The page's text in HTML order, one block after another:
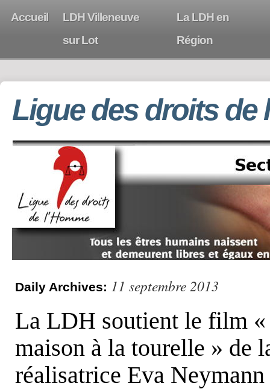
Accueil
LDH Villeneuve
sur Lot
La LDH en
Région
Ligue des droits de
Daily Archives: 11 septembre 2013
La LDH soutient le film
maison à la tourelle » de
réalisatrice Eva Neymann